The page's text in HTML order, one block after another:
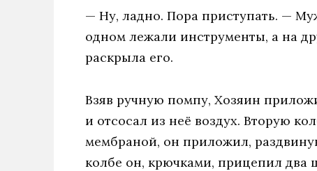
— Ну, ладно. Пора приступать. —
одном лежали инструменты, а на
раскрыла его.
Взяв ручную помпу, Хозяин
и отсосал из неё воздух. Вторую
мембраной, он приложил,
колбе он, крючками, прицепил два